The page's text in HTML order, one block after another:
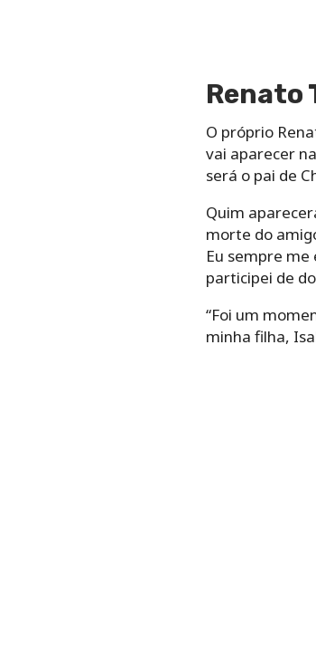
Renato
O próprio
vai aparecer
será o pai de
Quim
morte do
Eu sempre
participei de
“Foi um
minha filha,